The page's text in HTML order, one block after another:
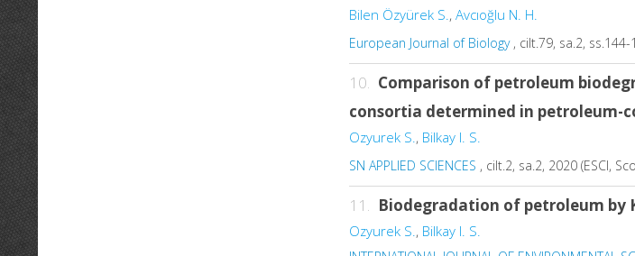
Bilen Özyürek S. , Avcıoğlu N. H.
European Journal of Biology, cilt.79, sa.2, ss.144-
10. Comparison of petroleum
consortia determined in petroleum-
Ozyurek S. , Bilkay I. S.
SN APPLIED SCIENCES , cilt.2, sa.2, 2020 (ESCI,
11. Biodegradation of petroleum by
Ozyurek S. , Bilkay I. S.